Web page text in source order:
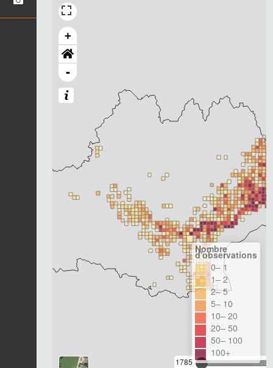
+
-
1785
Nombre
d'observations
0– 1
1– 2
2– 5
5– 10
10– 20
20– 50
50– 100
100+